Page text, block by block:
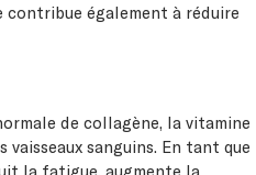
également à réduire
de collagène, la vitamine
sanguins. En tant que
la fatigue, augmente la